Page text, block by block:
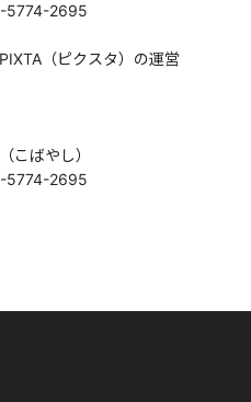
5774-2695
（ピクスタ）の運営
こばやし）
5774-2695